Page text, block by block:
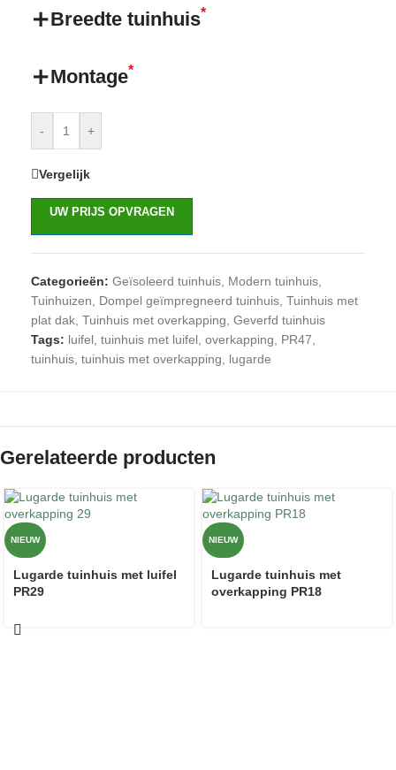
Breedte tuinhuis*
Montage*
- +
Vergelijk
UW PRIJS OPVRAGEN
Categorieën: Geïsoleerd tuinhuis, Modern tuinhuis,
Tuinhuizen, Dompel geïmpregneerd tuinhuis, Tuinhuis met
plat dak, Tuinhuis met overkapping, Geverfd tuinhuis
Tags: luifel, tuinhuis met luifel, overkapping, PR47,
tuinhuis, tuinhuis met overkapping, lugarde
Gerelateerde producten
NIEUW
Lugarde tuinhuis met luifel
PR29
NIEUW
Lugarde tuinhuis met
overkapping PR18